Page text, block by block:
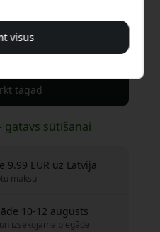
EUR
tagad
sūtīšanai
9.99 EUR uz Latvija
maksu
10-12 augusts
izsekojama piegāde
visus